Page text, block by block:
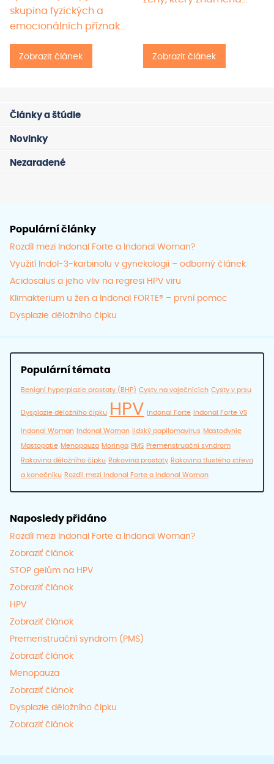
skupina fyzických a
emocionálních příznaků,
které…
Zobrazit článek Zobrazit článek
Články a štúdie
Novinky
Nezaradené
Populární články
Rozdíl mezi Indonal Forte a Indonal Woman?
Využití Indol-3-karbinolu v gynekologii – odborný článek
Acidosalus a jeho vliv na regresi HPV viru
Klimakterium u žen a Indonal FORTE® – první pomoc
Dysplazie děložního čípku
Populární témata
Benigní hyperplazie prostaty (BHP) Cysty na vaječnících Cysty v prsu
Dysplazie děložního čípku HPV Indonal Forte Indonal Forte VS
Indonal Woman Indonal Woman lidský papilomavirus Mastodynie
Mastopatie Menopauza Moringa PMS Premenstruační syndrom
Rakovina děložního čípku Rakovina prostaty Rakovina tlustého střeva
a konečníku Rozdíl mezi Indonal Forte a Indonal Woman
Naposledy přidáno
Rozdíl mezi Indonal Forte a Indonal Woman?
Zobraziť článok
STOP gelům na HPV
Zobraziť článok
HPV
Zobraziť článok
Premenstruační syndrom (PMS)
Zobraziť článok
Menopauza
Zobraziť článok
Dysplazie děložního čípku
Zobraziť článok